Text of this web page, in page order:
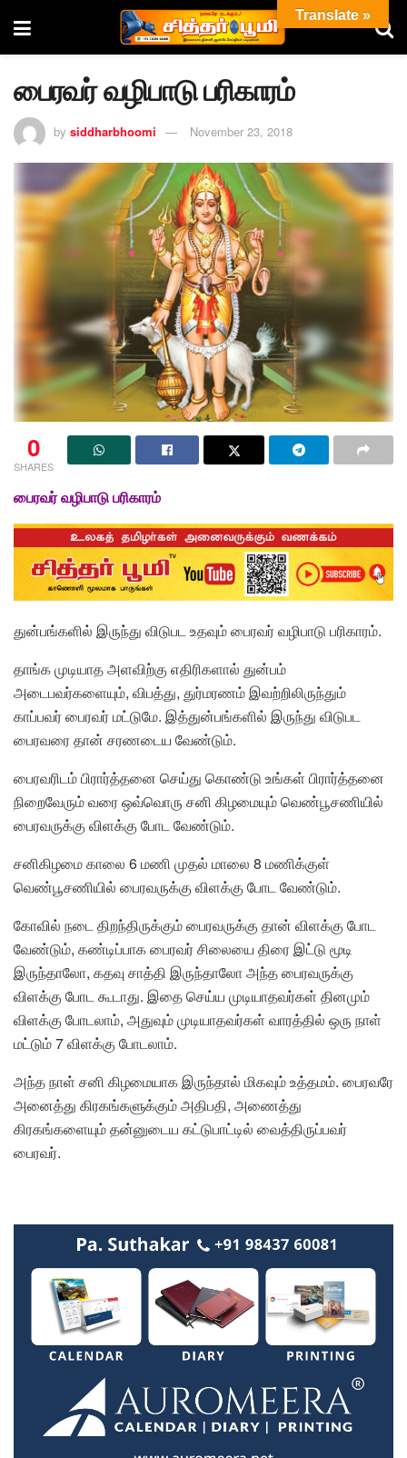
பைரவர் வழிபாடு பரிகாரம்
by siddharbhoomi November 23, 2018
0
SHARES
பைரவர் வழிபாடு பரிகாரம்
துன்பங்களில் இருந்து விடுபட உதவும் பைரவர் வழிபாடு பரிகாரம்.
தாங்க முடியாத அளவிற்கு எதிரிகளால் துன்பம்
அடைபவர்களையும், விபத்து, துர்மரணம் இவற்றிலிருந்தும்
காப்பவர் பைரவர் மட்டுமே. இத்துன்பங்களில் இருந்து விடுபட
பைரவரை தான் சரணடைய வேண்டும்.
பைரவரிடம் பிரார்த்தனை செய்து கொண்டு உங்கள் பிரார்த்தனை
நிறைவேரும் வரை ஒவ்வொரு சனி கிழமையும் வெண்பூசணியில்
பைரவருக்கு விளக்கு போட வேண்டும்.
சனிகிழமை காலை 6 மணி முதல் மாலை 8 மணிக்குள்
வெண்பூசணியில் பைரவருக்கு விளக்கு போட வேண்டும்.
கோவில் நடை திறந்திருக்கும் பைரவருக்கு தான் விளக்கு போட
வேண்டும், கண்டிப்பாக பைரவர் சிலையை திரை இட்டு மூடி
இருந்தாலோ, கதவு சாத்தி இருந்தாலோ அந்த பைரவருக்கு
விளக்கு போட கூடாது. இதை செய்ய முடியாதவர்கள் தினமும்
விளக்கு போடலாம், அதுவும் முடியாதவர்கள் வாரத்தில் ஒரு நாள்
மட்டும் 7 விளக்கு போடலாம்.
அந்த நாள் சனி கிழமையாக இருந்தால் மிகவும் உத்தமம். பைரவரே
அனைத்து கிரகங்களுக்கும் அதிபதி, அணைத்து
கிரகங்களையும் தன்னுடைய கட்டுபாட்டில் வைத்திருப்பவர்
பைரவர்.
Translate »